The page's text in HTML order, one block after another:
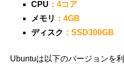
CPU ：4コア
メモリ ：4GB
ディスク ：SSD300GB
Ubuntuは以下のバージョンを